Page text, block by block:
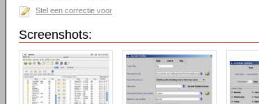
Stel een correctie voor
Screenshots: